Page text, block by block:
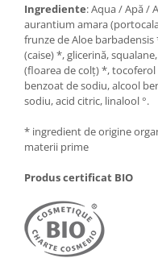
Ingrediente: Aqua / Apă /
aurantium amara
frunze de Aloe
(caise) *, glicerină,
(floarea de colț) *, tocoferol
benzoat de sodiu, alcool
sodiu, acid citric, linalool °.
* ingredient de origine
materii prime
Produs certificat BIO